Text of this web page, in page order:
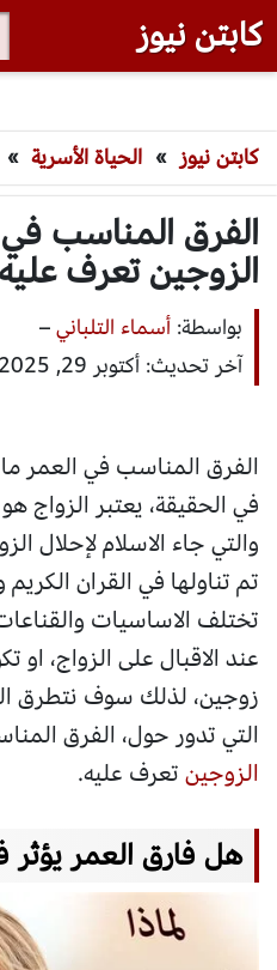
كابتن نيوز
كابتن نيوز » الحياة الأسرية »
الفرق المناسب
الزوجين تعرف عليه
بواسطة: أسماء التلباني–
آخر تحديث: أكتوبر 29, 2025 - 6:09 ص
الفرق المناسب في العمر
في الحقيقة، يعتبر الزواج
والتي جاء الاسلام لإحلال
تم تناولها في القران
تختلف الاساسيات
عند الاقبال على الزواج، او
زوجين، لذلك سوف نتطرق
التي تدور حول، الفرق
الزوجينتعرف عليه.
هل فارق العمر يؤثر